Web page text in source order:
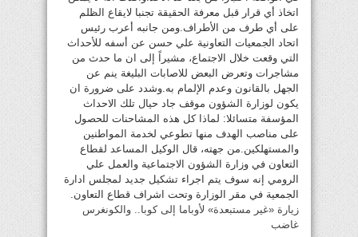
اتخاذ أي قرار قبل معرفة الحقيقة تجنبا لايقاع الظلم
على أي طرف من الأطراف.ومن جانبه أعرب رئيس
اتحاد الجمعيات التعاونية علي حسن عن أسفه للأحداث
التي وقعت خلال الاجتماع، مشيراً إلى ان ما حدث من
مشاجرات وتعرض البعض للاصابات البليغة ينم عن
الجهل بالقانون وعدم الإلمام به.وشدد على ضرورة ان
يكون لوزارة الشؤون موقف جاد حيال تلك الاحداث
المؤسفة متسائلا: لماذا كل هذه المشاحنات للحصول
على مناصب الهدف منها تطوعي لخدمة المواطنين
والمستهلكين.من جهته، قال الوكيل المساعد لقطاع
التعاون في وزارة الشؤون الاجتماعية والعمل علي
الرومي إنه سوف يتم اجراء تشكيل جديد لمجلس ادارة
الجمعية في مقر الوزارة وتحت اشراف قطاع التعاون.
زيارة «غير مستبعدة» لأوباما إلى كوبا.. والكونغرس
غاضب